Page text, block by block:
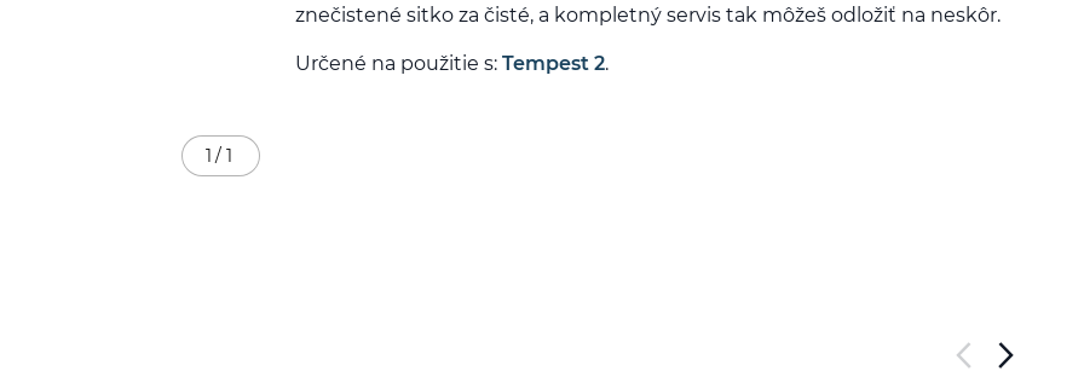
znečistené sitko za čisté, a kompletný servis tak môžeš odložiť na neskôr.
Určené na použitie s: Tempest 2.
1 / 1